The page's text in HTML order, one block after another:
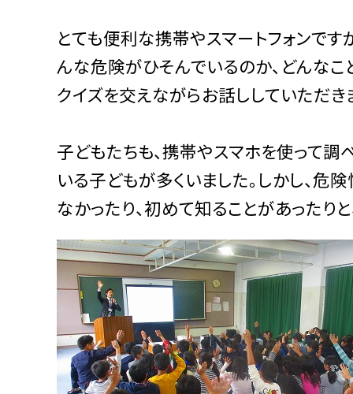
とても便利な携帯やスマートフォンです
んな危険がひそんでいるのか、どんな
クイズを交えながらお話ししていただき
子どもたちも、携帯やスマホを使って調
いる子どもが多くいました。しかし、
なかったり、初めて知ることがあったり